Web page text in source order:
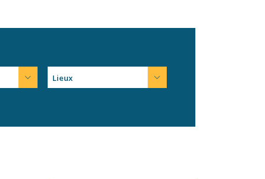
Lieux